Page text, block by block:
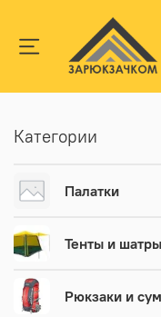
Категории
Палатки
Тенты и шатры
Рюкзаки и